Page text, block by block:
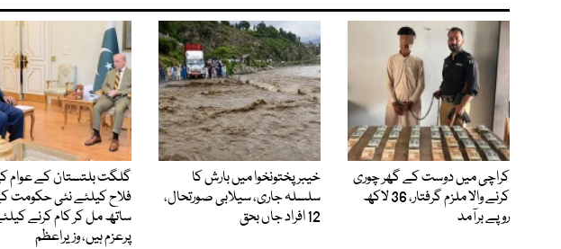
کراچی میں دوست کے گھر چوری
کرنے والا ملزم گرفتار، 36 لاکھ
روپے برآمد
خیبرپختونخوا میں بارش کا
سلسلہ جاری، سیلابی صورتحال،
12 افراد جاں بحق
گلگت بلتستان کے عوام
فلاح کیلئے نئی حکومت
ساتھ مل کر کام کرنے
پرعزم ہیں، وزیراعظم